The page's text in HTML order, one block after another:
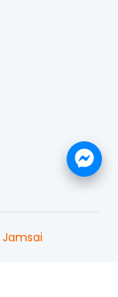
Jamsai